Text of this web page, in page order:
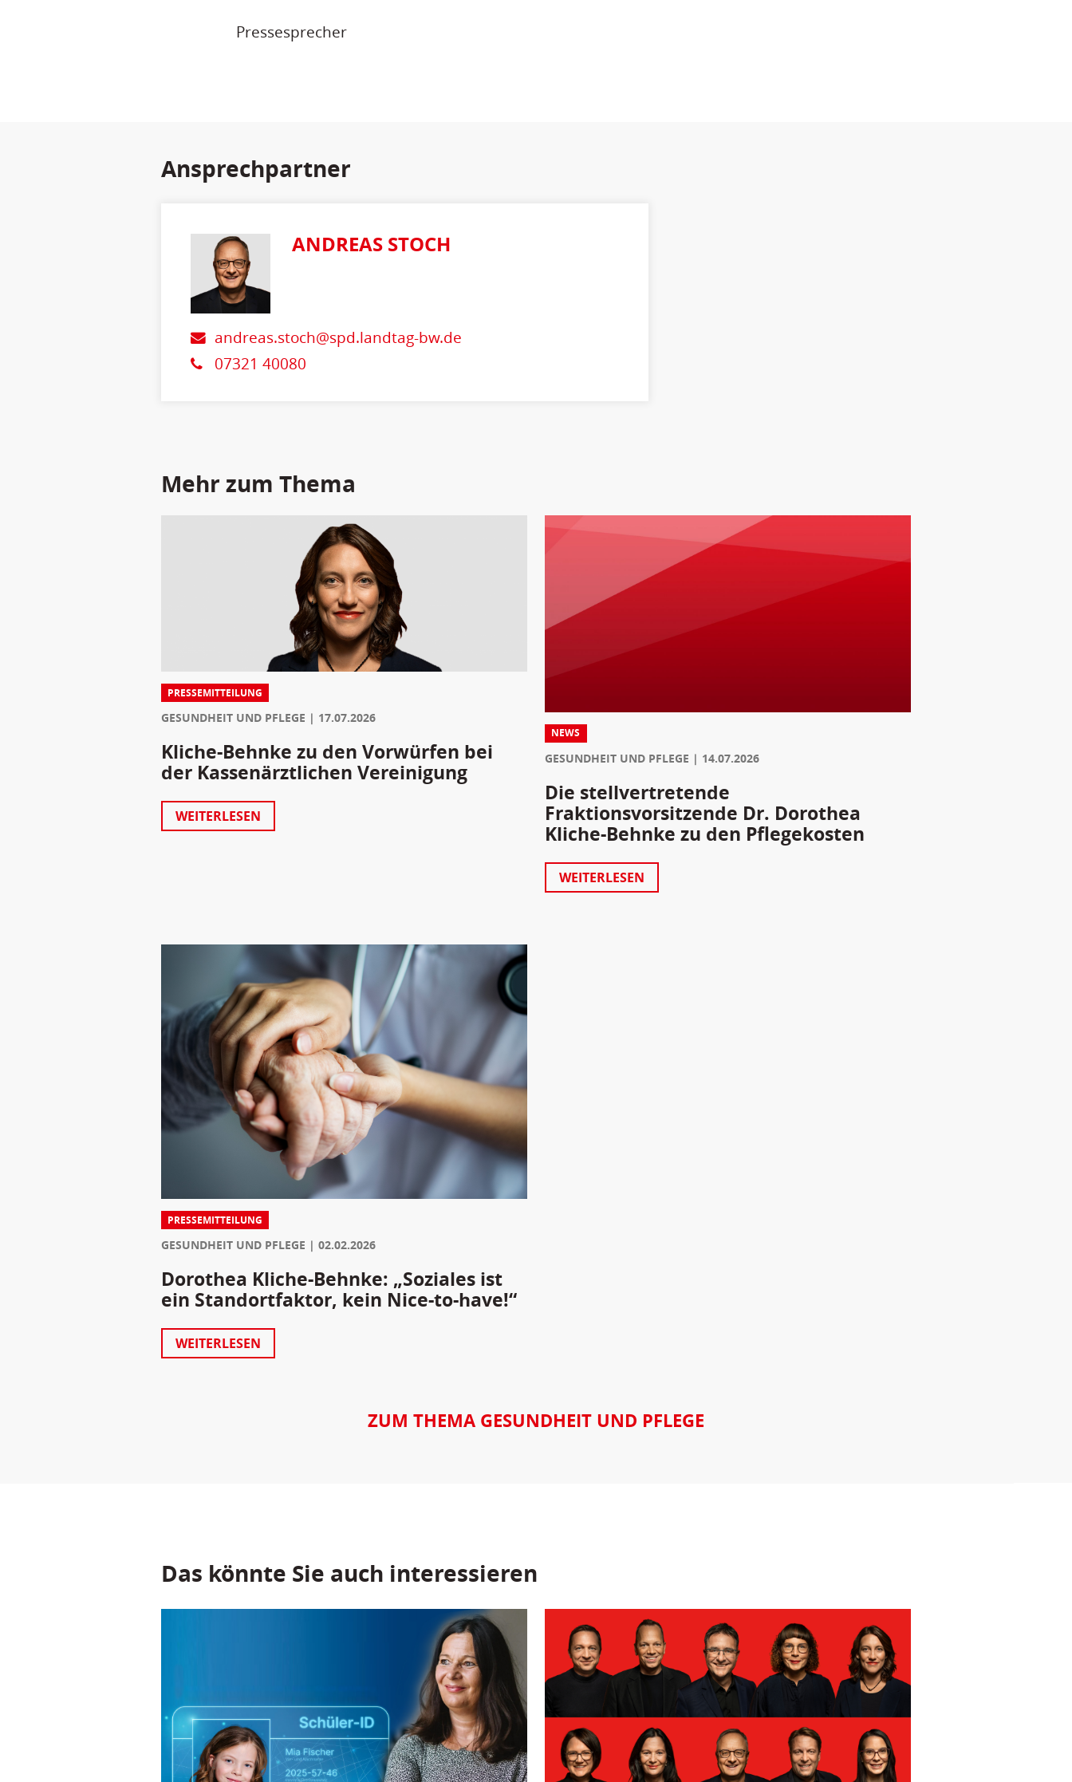
Pressesprecher
Ansprechpartner
ANDREAS STOCH
andreas.stoch@spd.landtag-bw.de
07321 40080
Mehr zum Thema
PRESSEMITTEILUNG
GESUNDHEIT UND PFLEGE 17.07.2026
Kliche-Behnke zu den Vorwürfen bei
der Kassenärztlichen Vereinigung
WEITERLESEN
NEWS
GESUNDHEIT UND PFLEGE 14.07.2026
Die stellvertretende
Fraktionsvorsitzende Dr. Dorothea
Kliche-Behnke zu den Pflegekosten
WEITERLESEN
PRESSEMITTEILUNG
GESUNDHEIT UND PFLEGE 02.02.2026
Dorothea Kliche-Behnke: „Soziales ist
ein Standortfaktor, kein Nice-to-have!“
WEITERLESEN
ZUM THEMA GESUNDHEIT UND PFLEGE
Das könnte Sie auch interessieren